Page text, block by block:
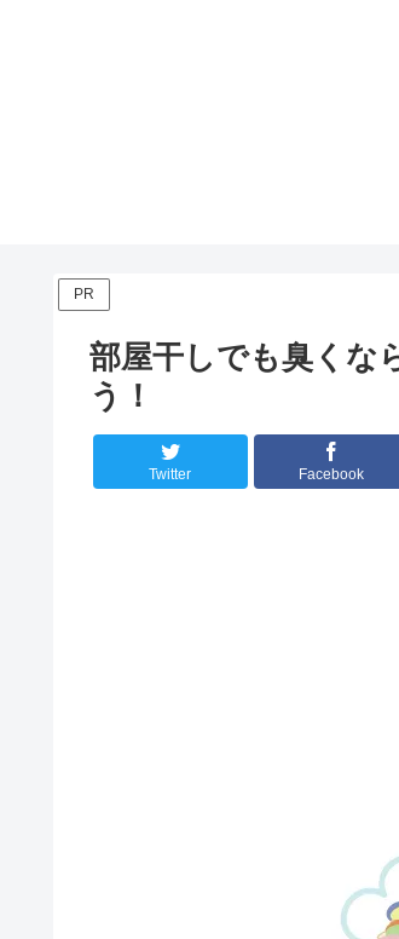
PR
部屋干しでも臭くな
う！
Twitter Facebook